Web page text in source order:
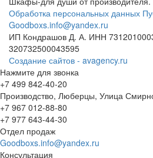
Обработка персональных данных
Goodboxs.info@yandex.ru
ИП Кондрашов Д. А. ИНН
320732500043595
Создание сайтов - avagency.ru
Нажмите для звонка
+7 499 842-40-20
Производство, Люберцы, Улица
+7 967 012-88-80
+7 977 643-44-30
Отдел продаж
Goodboxs.info@yandex.ru
Консультация